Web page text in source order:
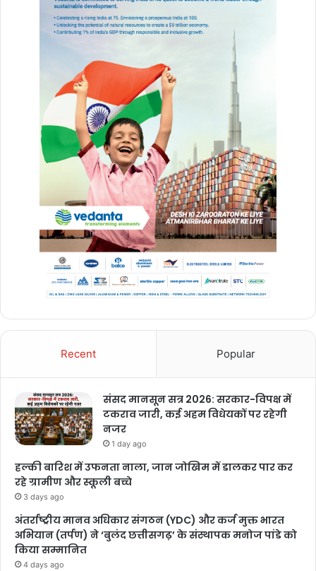
Recent Popular
संसद मानसून सत्र 2026: सरकार-विपक्ष में
टकराव जारी, कई अहम विधेयकों पर रहेगी
नजर
1 day ago
हल्की बारिश में उफनता नाला, जान जोखिम में डालकर पार कर
रहे ग्रामीण और स्कूली बच्चे
3 days ago
अंतर्राष्ट्रीय मानव अधिकार संगठन (YDC) और कर्ज मुक्त भारत
अभियान (तर्पण) ने ‘बुलंद छत्तीसगढ़’ के संस्थापक मनोज पांडे को
किया सम्मानित
4 days ago